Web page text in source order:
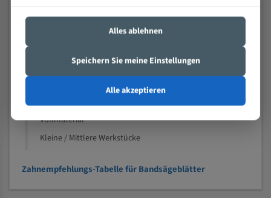
Speziell entwickelt für Profile / Rohre
Kleine und mittlere Profile / Kleine Durchmesser
Vollmaterial
Kleine / Mittlere Werkstücke
Zahnempfehlungs-Tabelle für Bandsägeblätter
Alles ablehnen
Speichern Sie meine Einstellungen
Alle akzeptieren